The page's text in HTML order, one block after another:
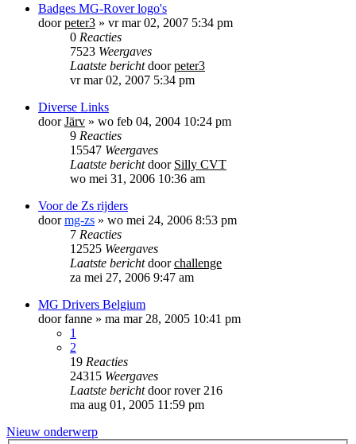
Badges MG-Rover logo's
doorpeter3 » vr mar 02, 2007 5:34 pm
0 Reacties
7523 Weergaves
Laatste berichtdoorpeter3
vr mar 02, 2007 5:34 pm
Diverse Links
doorJärv » wo feb 04, 2004 10:24 pm
9 Reacties
15547 Weergaves
Laatste berichtdoor Silly CVT
wo mei 31, 2006 10:36 am
Voor de Zs rijders
doormg-zs » wo mei 24, 2006 8:53 pm
7 Reacties
12525 Weergaves
Laatste berichtdoorchallenge
za mei 27, 2006 9:47 am
MG Drivers Belgium
doorfanne » ma mar 28, 2005 10:41 pm
1
2
19 Reacties
24315 Weergaves
Laatste berichtdoorrover 216
ma aug 01, 2005 11:59 pm
Nieuw onderwerp